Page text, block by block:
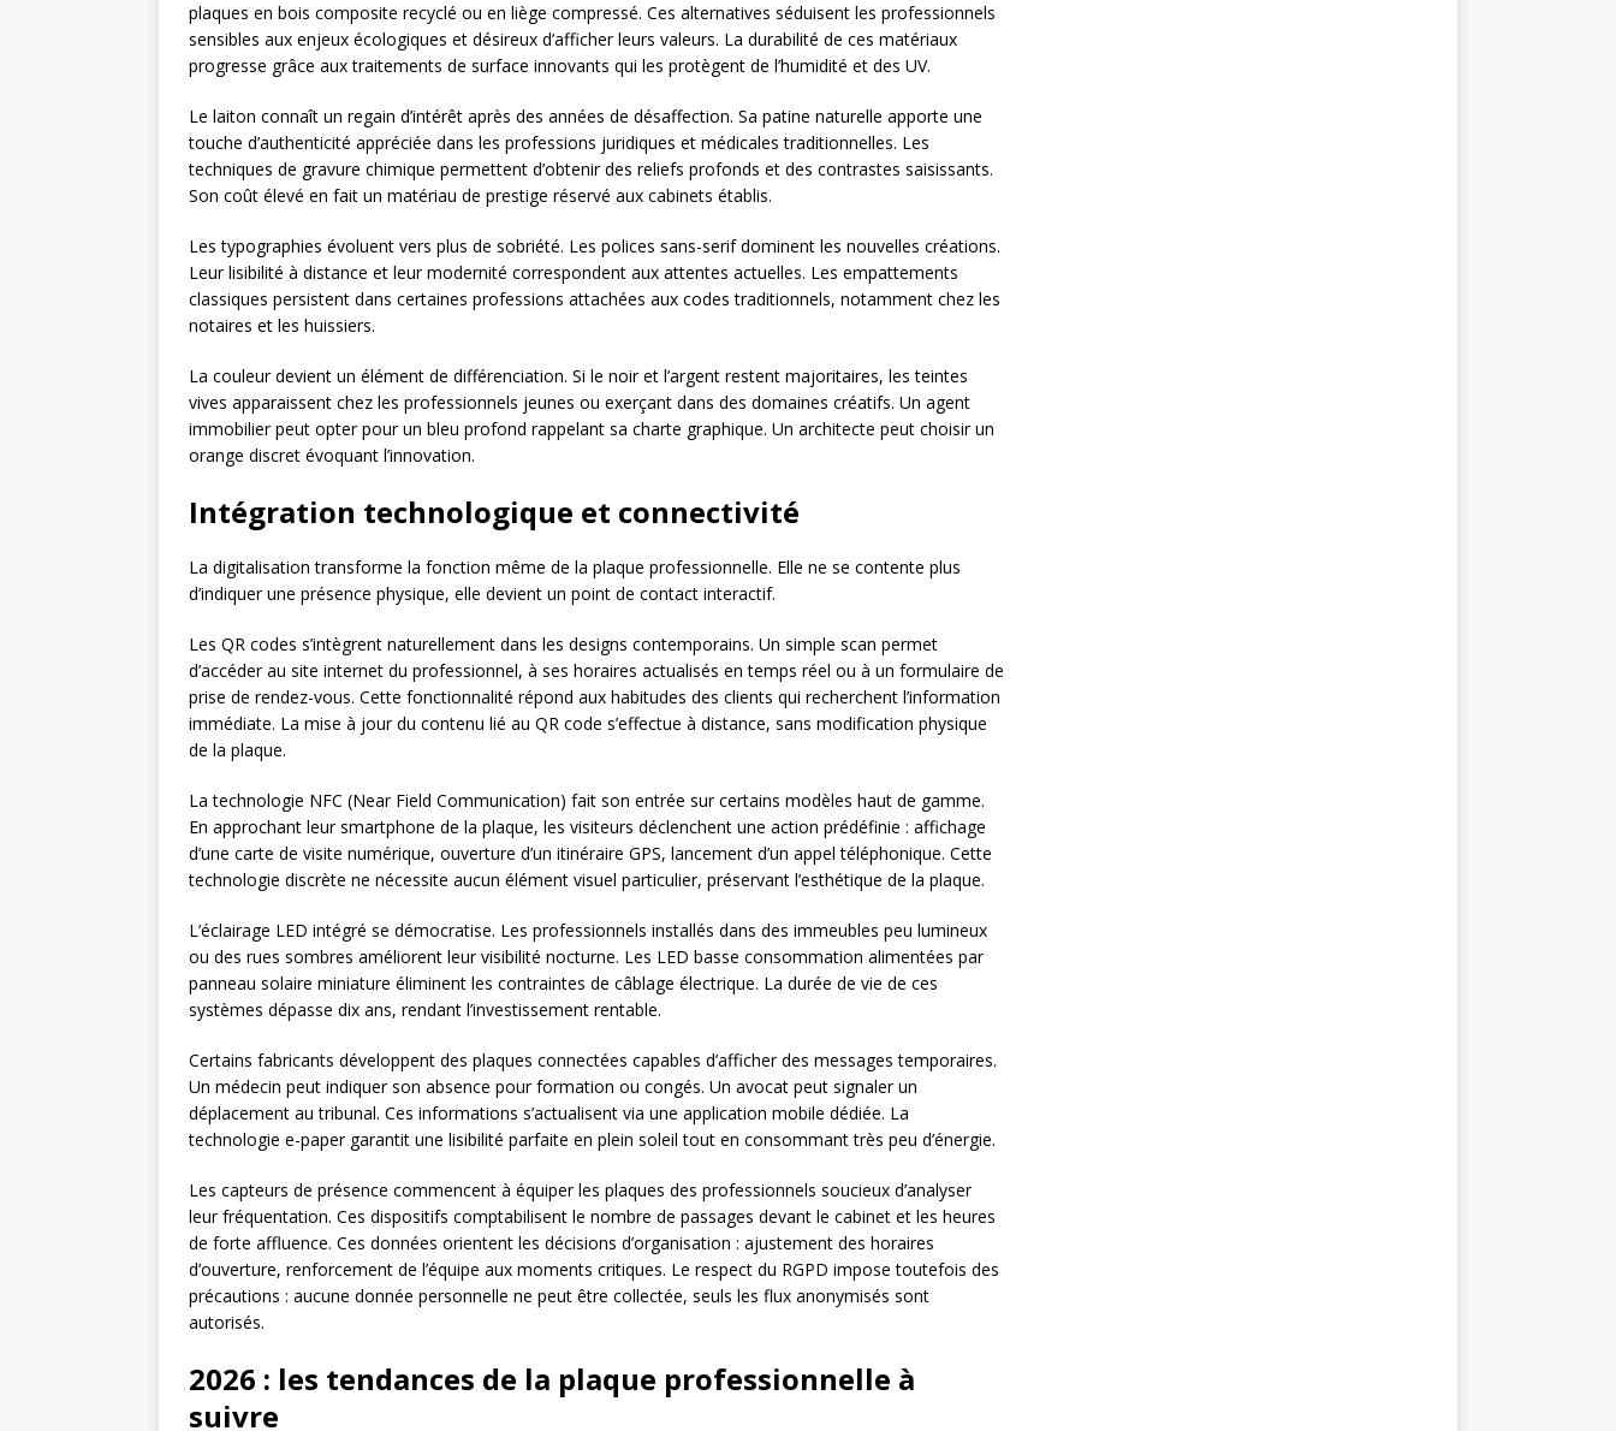
plaques en bois composite recyclé ou en liège compressé. Ces alternatives séduisent les professionnels
sensibles aux enjeux écologiques et désireux d’afficher leurs valeurs. La durabilité de ces matériaux
progresse grâce aux traitements de surface innovants qui les protègent de l’humidité et des UV.
Le laiton connaît un regain d’intérêt après des années de désaffection. Sa patine naturelle apporte une
touche d’authenticité appréciée dans les professions juridiques et médicales traditionnelles. Les
techniques de gravure chimique permettent d’obtenir des reliefs profonds et des contrastes saisissants.
Son coût élevé en fait un matériau de prestige réservé aux cabinets établis.
Les typographies évoluent vers plus de sobriété. Les polices sans-serif dominent les nouvelles créations.
Leur lisibilité à distance et leur modernité correspondent aux attentes actuelles. Les empattements
classiques persistent dans certaines professions attachées aux codes traditionnels, notamment chez les
notaires et les huissiers.
La couleur devient un élément de différenciation. Si le noir et l’argent restent majoritaires, les teintes
vives apparaissent chez les professionnels jeunes ou exerçant dans des domaines créatifs. Un agent
immobilier peut opter pour un bleu profond rappelant sa charte graphique. Un architecte peut choisir un
orange discret évoquant l’innovation.
Intégration technologique et connectivité
La digitalisation transforme la fonction même de la plaque professionnelle. Elle ne se contente plus
d’indiquer une présence physique, elle devient un point de contact interactif.
Les QR codes s’intègrent naturellement dans les designs contemporains. Un simple scan permet
d’accéder au site internet du professionnel, à ses horaires actualisés en temps réel ou à un formulaire de
prise de rendez-vous. Cette fonctionnalité répond aux habitudes des clients qui recherchent l’information
immédiate. La mise à jour du contenu lié au QR code s’effectue à distance, sans modification physique
de la plaque.
La technologie NFC (Near Field Communication) fait son entrée sur certains modèles haut de gamme.
En approchant leur smartphone de la plaque, les visiteurs déclenchent une action prédéfinie : affichage
d’une carte de visite numérique, ouverture d’un itinéraire GPS, lancement d’un appel téléphonique. Cette
technologie discrète ne nécessite aucun élément visuel particulier, préservant l’esthétique de la plaque.
L’éclairage LED intégré se démocratise. Les professionnels installés dans des immeubles peu lumineux
ou des rues sombres améliorent leur visibilité nocturne. Les LED basse consommation alimentées par
panneau solaire miniature éliminent les contraintes de câblage électrique. La durée de vie de ces
systèmes dépasse dix ans, rendant l’investissement rentable.
Certains fabricants développent des plaques connectées capables d’afficher des messages temporaires.
Un médecin peut indiquer son absence pour formation ou congés. Un avocat peut signaler un
déplacement au tribunal. Ces informations s’actualisent via une application mobile dédiée. La
technologie e-paper garantit une lisibilité parfaite en plein soleil tout en consommant très peu d’énergie.
Les capteurs de présence commencent à équiper les plaques des professionnels soucieux d’analyser
leur fréquentation. Ces dispositifs comptabilisent le nombre de passages devant le cabinet et les heures
de forte affluence. Ces données orientent les décisions d’organisation : ajustement des horaires
d’ouverture, renforcement de l’équipe aux moments critiques. Le respect du RGPD impose toutefois des
précautions : aucune donnée personnelle ne peut être collectée, seuls les flux anonymisés sont
autorisés.
2026 : les tendances de la plaque professionnelle à
suivre